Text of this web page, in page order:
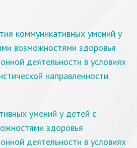
коммуникативных умений у
возможностями здоровья
деятельности в условиях
направленности
умений у детей с
здоровья
деятельности в условиях